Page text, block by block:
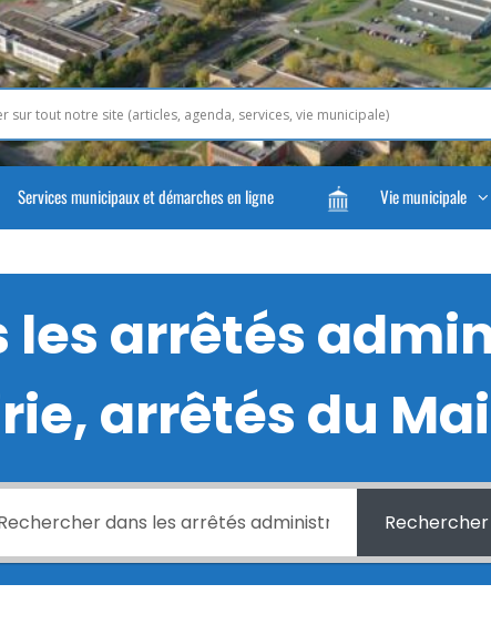
Services municipaux et démarches en ligne Vie municipale
les arrêtés
arrêtés du
Rechercher